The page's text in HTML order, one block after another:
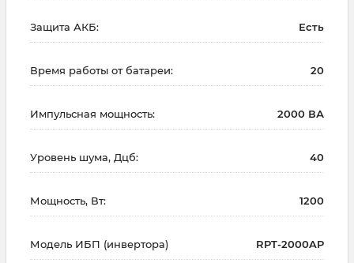
Защита АКБ: Есть
Время работы от батареи: 20
Импульсная мощность: 2000 ВА
Уровень шума, Дцб: 40
Мощность, Вт: 1200
Модель ИБП (инвертора) RPT-2000AP